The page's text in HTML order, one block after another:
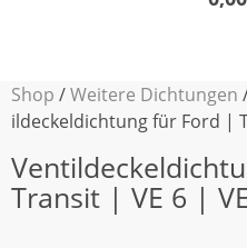
Shop /Weitere Dichtungen
ildeckeldichtung für Ford |
Transit | VE 6 |